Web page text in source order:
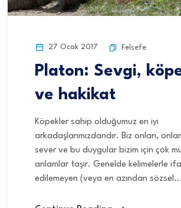
27 Ocak 2017 Felsefe
Platon: Sevgi,
ve hakikat
Köpekler sahip olduğumuz en iyi
arkadaşlarımızdandır. Biz onları,
sever ve bu duygular bizim için çok
anlamlar taşır. Genelde kelimelerle
edilemeyen (veya en azından sözsel...